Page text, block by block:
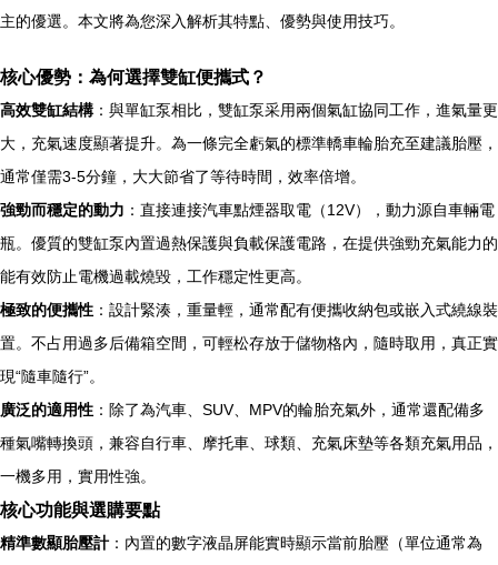
主的優選。本文將為您深入解析其特點、優勢與使用技巧。
核心優勢：為何選擇雙缸便攜式？
高效雙缸結構：與單缸泵相比，雙缸泵采用兩個氣缸協同工作，進氣量更
大，充氣速度顯著提升。為一條完全虧氣的標準轎車輪胎充至建議胎壓，
通常僅需3-5分鐘，大大節省了等待時間，效率倍增。
強勁而穩定的動力 ：直接連接汽車點煙器取電（12V），動力源自車輛電
瓶。優質的雙缸泵內置過熱保護與負載保護電路，在提供強勁充氣能力的
能有效防止電機過載燒毀，工作穩定性更高。
極致的便攜性 ：設計緊湊，重量輕，通常配有便攜收納包或嵌入式繞線裝
置。不占用過多后備箱空間，可輕松存放于儲物格內，隨時取用，真正實
現“隨車隨行”。
廣泛的適用性 ：除了為汽車、SUV、MPV的輪胎充氣外，通常還配備多
種氣嘴轉換頭，兼容自行車、摩托車、球類、充氣床墊等各類充氣用品，
一機多用，實用性強。
核心功能與選購要點
精準數顯胎壓計：內置的數字液晶屏能實時顯示當前胎壓（單位通常為